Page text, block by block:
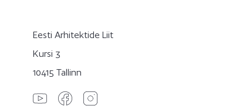
Eesti Arhitektide Liit
Kursi 3
10415 Tallinn